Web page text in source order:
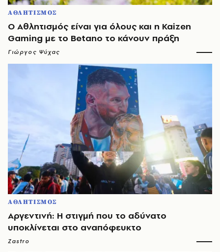
ΑΘΛΗΤΙΣΜΟΣ
Ο Αθλητισμός είναι για όλους και η Kaizen
Gaming με το Betano το κάνουν πράξη
Γιώργος Ψύχας
ΑΘΛΗΤΙΣΜΟΣ
Αργεντινή: Η στιγμή που το αδύνατο
υποκλίνεται στο αναπόφευκτο
Zastro